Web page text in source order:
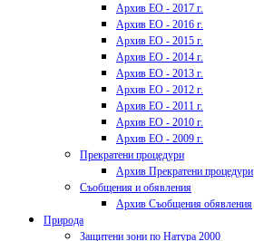
Архив ЕО - 2017 г.
Архив ЕО - 2016 г.
Архив ЕО - 2015 г.
Архив ЕО - 2014 г.
Архив ЕО - 2013 г.
Архив ЕО - 2012 г.
Архив ЕО - 2011 г.
Архив ЕО - 2010 г.
Архив ЕО - 2009 г.
Прекратени процедури
Архив Прекратени процедури
Съобщения и обявления
Архив Съобщения обявления
Природа
Защитени зони по Натура 2000